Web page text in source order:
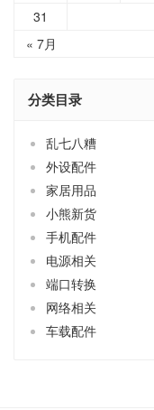
« 7月
31
分类目录
乱七八糟
外设配件
家居用品
小熊新货
手机配件
电源相关
端口转换
网络相关
车载配件